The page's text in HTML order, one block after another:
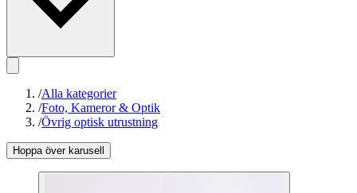
/Alla kategorier
/Foto, Kameror & Optik
/Övrig optisk utrustning
Hoppa över karusell